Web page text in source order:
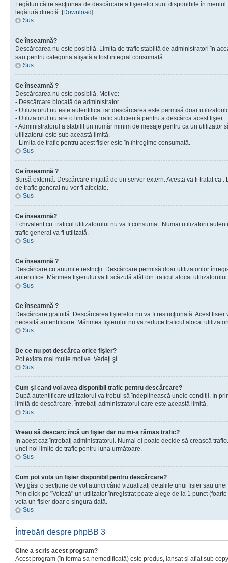
Legături către secţiunea de descărcare a fişierelor sunt disponibile în
legătură directă: [Download]
Sus
Ce înseamnă?
Descărcarea nu este posibilă. Limita de trafic stabiltă de administratori în
sau pentru categoria afişată a fost integral consumată.
Sus
Ce înseamnă ?
Descărcarea nu este posibilă. Motive:
- Descărcare blocată de administrator.
- Utilizatorul nu este autentificat iar descărcarea este permisă doar
- Utilizatorul nu are o limită de trafic suficientă pentru a descărca acest fişier.
- Administratorul a stabilit un număr minim de mesaje pentru ca un utilizator
utilizatorul este sub această limită.
- Limita de trafic pentru acest fişier este în întregime consumată.
Sus
Ce înseamnă ?
Sursă externă. Descărcare iniţiată de un server extern. Acesta va fi tratat ca
de trafic general nu vor fi afectate.
Sus
Ce înseamnă?
Echivalent cu: traficul utilizatorului nu va fi consumat. Numai utilizatorii
trafic general va fi utilizată.
Sus
Ce înseamnă ?
Descărcare cu anumite restricţii. Descărcare permisă doar utilizatorilor
autentifice. Mărimea fişierului va fi scăzută atât din traficul alocat
Sus
Ce înseamnă ?
Descărcare gratuită. Descărcarea fişierelor nu va fi restricţionată. Acest
necesită autentificare. Mărimea fişierului nu va reduce traficul alocat
Sus
De ce nu pot descărca orice fişier?
Pot exista mai multe motive. Vedeţi şi
Sus
Cum şi cand voi avea disponibil trafic pentru descărcare?
După autentificare utilizatorul va trebui să îndeplinească unele condiţii. In
limită de descărcare. Întrebaţi administratorul care este această limită.
Sus
Vreau să descarc încă un fişier dar nu mi-a rămas trafic?
In acest caz întrebaţi administratorul. Numai el poate decide să crească
unei noi limite de trafic pentru luna următoare.
Sus
Cum pot vota un fişier disponibil pentru descărcare?
Veţi găsi o secţiune de vot atunci când vizualizaţi detaliile unui fişier sau
Prin click pe "Voteză" un utilizator înregistrat poate alege de la 1 punct
vota un fişier doar o singura dată.
Sus
Întrebări despre phpBB 3
Cine a scris acest program?
Acest program (în forma sa nemodificată) este produs, lansat şi aflat sub